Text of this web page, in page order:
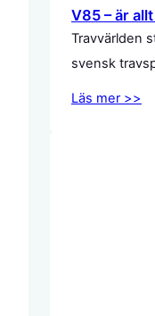
V85 – är
Travvärlden
svensk
Läs mer >>